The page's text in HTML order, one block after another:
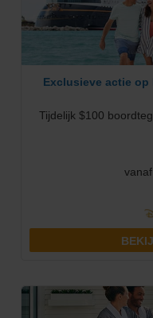
Exclusieve actie op
Tijdelijk $100